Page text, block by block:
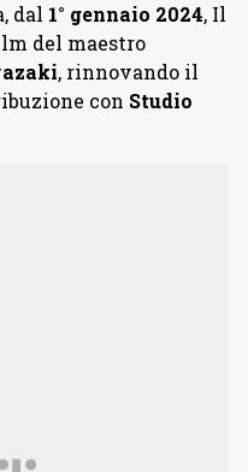
dal 1° gennaio 2024, Il
del maestro
, rinnovando il
con Studio